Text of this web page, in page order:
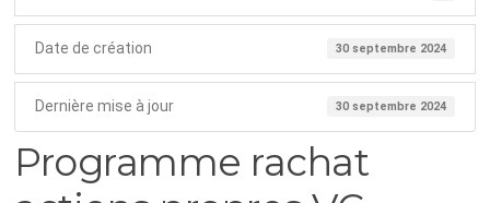
Date de création 30 septembre 2024
Dernière mise à jour 30 septembre 2024
Programme rachat